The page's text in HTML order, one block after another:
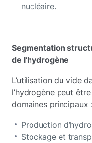
nucléaire.
Segmentation
de l’hydrogène
L’utilisation du vide
l’hydrogène peut
domaines principaux :
Production
Stockage et